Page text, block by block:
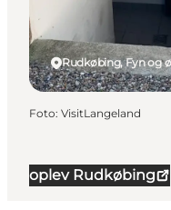
oplev Rudkøbing
Rudkøbing, Fyn og
Foto: VisitLangeland